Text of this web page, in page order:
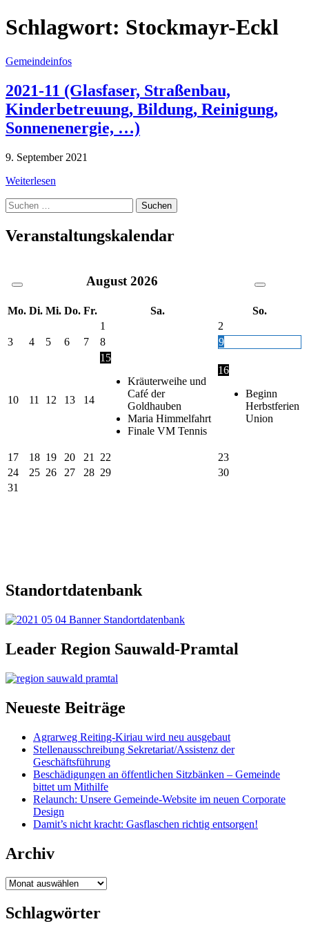
Schlagwort: Stockmayr-Eckl
Gemeindeinfos
2021-11 (Glasfaser, Straßenbau,
Kinderbetreuung, Bildung, Reinigung,
Sonnenenergie, …)
9. September 2021
Weiterlesen
Suche
nach:
Veranstaltungskalendar
August 2026
Mo. Di. Mi. Do. Fr. Sa.
So.
1
2
3
4 5 6 7 8 9
10 11 12 13 14
15
Kräuterweihe und
Café der
Goldhauben
Maria Himmelfahrt
Finale VM Tennis
16
Beginn
Herbstferien
Union
17 18 19 20 21 22
23
24
25 26 27 28 29
30
31
Standortdatenbank
Leader Region Sauwald-Pramtal
Neueste Beiträge
Agrarweg Reiting-Kiriau wird neu ausgebaut
Stellenausschreibung Sekretariat/Assistenz der
Geschäftsführung
Beschädigungen an öffentlichen Sitzbänken – Gemeinde
bittet um Mithilfe
Relaunch: Unsere Gemeinde-Website im neuen Corporate
Design
Damit’s nicht kracht: Gasflaschen richtig entsorgen!
Archiv
Archiv
Schlagwörter